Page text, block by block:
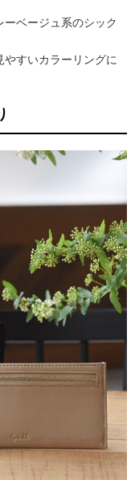
ベージュ系のシック
すいカラーリングに